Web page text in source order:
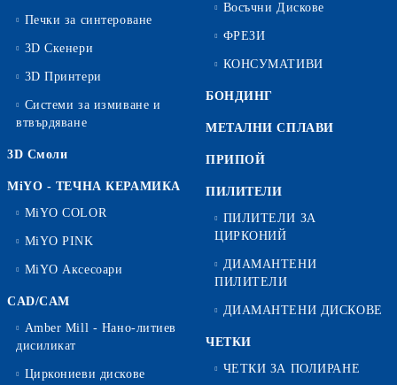
Печки за синтероване
3D Скенери
3D Принтери
Системи за измиване и
втвърдяване
3D Смоли
MiYO - ТЕЧНА КЕРАМИКА
MiYO COLOR
MiYO PINK
MiYO Аксесоари
CAD/CAM
Amber Mill - Нано-литиев
дисиликат
Циркониеви дискове
Восъчни Дискове
ФРЕЗИ
КОНСУМАТИВИ
БОНДИНГ
МЕТАЛНИ СПЛАВИ
ПРИПОЙ
ПИЛИТЕЛИ
ПИЛИТЕЛИ ЗА
ЦИРКОНИЙ
ДИАМАНТЕНИ
ПИЛИТЕЛИ
ДИАМАНТЕНИ ДИСКОВЕ
ЧЕТКИ
ЧЕТКИ ЗА ПОЛИРАНЕ